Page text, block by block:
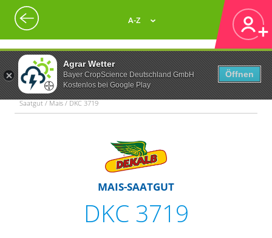
Agrar Wetter
Bayer CropScience Deutschland GmbH
Kostenlos bei Google Play
Öffnen
A-Z
Saatgut / Mais / DKC 3719
MAIS-SAATGUT
DKC 3719